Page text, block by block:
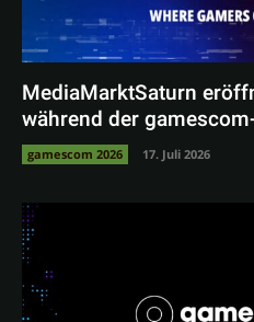
MediaMarktSaturn
während der
gamescom 2026 17. Juli 2026